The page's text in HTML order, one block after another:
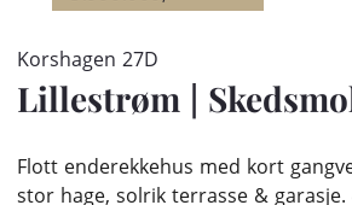
Korshagen 27D
Lillestrøm |
Flott enderekkehus med kort
stor hage, solrik terrasse & garasje.